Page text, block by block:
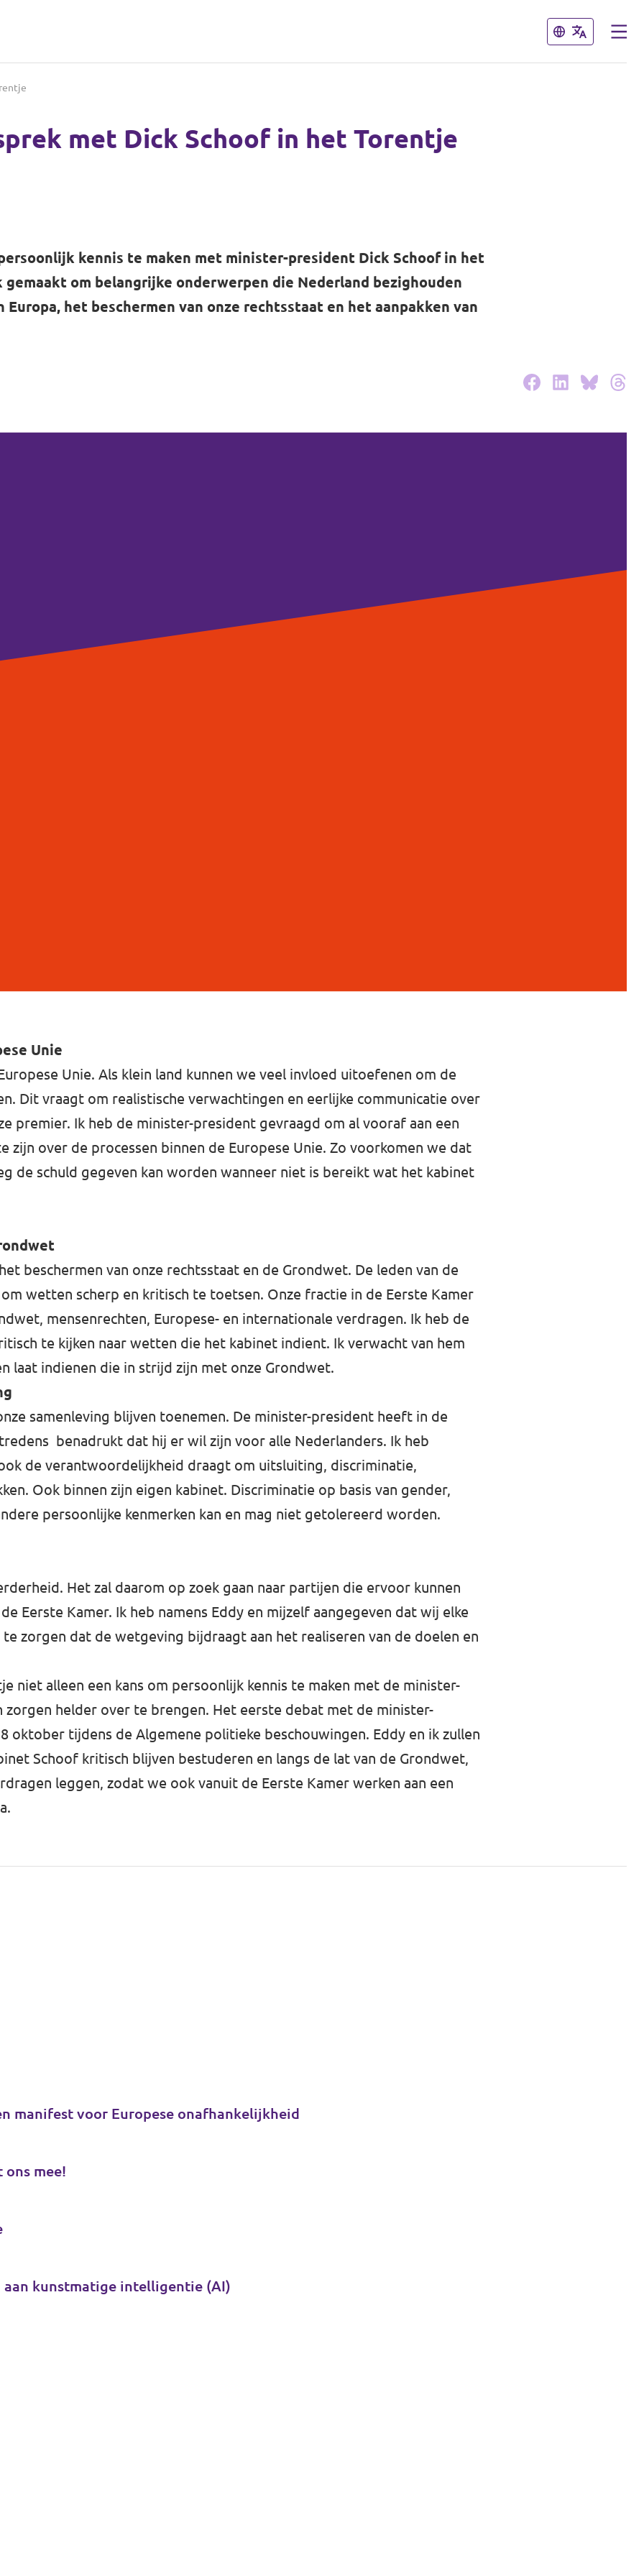
Sluiten
Sluiten
met Dick Schoof in het Torentje
kennis te maken met minister-president Dick Schoof in het
om belangrijke onderwerpen die Nederland bezighouden
het beschermen van onze rechtsstaat en het aanpakken van
Unie
Unie. Als klein land kunnen we veel invloed uitoefenen om de
Dit vraagt om realistische verwachtingen en eerlijke communicatie over
premier. Ik heb de minister-president gevraagd om al vooraf aan een
zijn over de processen binnen de Europese Unie. Zo voorkomen we dat
de schuld gegeven kan worden wanneer niet is bereikt wat het kabinet
beschermen van onze rechtsstaat en de Grondwet. De leden van de
wetten scherp en kritisch te toetsen. Onze fractie in de Eerste Kamer
mensenrechten, Europese- en internationale verdragen. Ik heb de
te kijken naar wetten die het kabinet indient. Ik verwacht van hem
laat indienen die in strijd zijn met onze Grondwet.
samenleving blijven toenemen. De minister-president heeft in de
benadrukt dat hij er wil zijn voor alle Nederlanders. Ik heb
de verantwoordelijkheid draagt om uitsluiting, discriminatie,
Ook binnen zijn eigen kabinet. Discriminatie op basis van gender,
persoonlijke kenmerken kan en mag niet getolereerd worden.
Het zal daarom op zoek gaan naar partijen die ervoor kunnen
Eerste Kamer. Ik heb namens Eddy en mijzelf aangegeven dat wij elke
zorgen dat de wetgeving bijdraagt aan het realiseren van de doelen en
niet alleen een kans om persoonlijk kennis te maken met de minister-
helder over te brengen. Het eerste debat met de minister-
oktober tijdens de Algemene politieke beschouwingen. Eddy en ik zullen
Schoof kritisch blijven bestuderen en langs de lat van de Grondwet,
leggen, zodat we ook vanuit de Eerste Kamer werken aan een
manifest voor Europese onafhankelijkheid
ons mee!
kunstmatige intelligentie (AI)